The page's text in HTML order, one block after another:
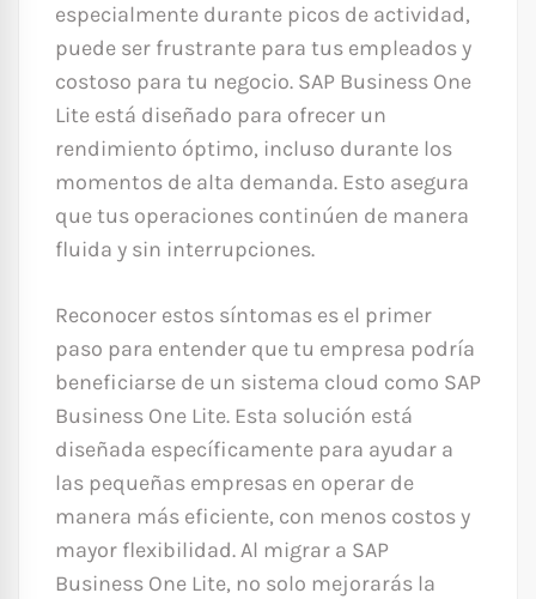
especialmente durante picos de actividad,
puede ser frustrante para tus empleados y
costoso para tu negocio. SAP Business One
Lite está diseñado para ofrecer un
rendimiento óptimo, incluso durante los
momentos de alta demanda. Esto asegura
que tus operaciones continúen de manera
fluida y sin interrupciones.
Reconocer estos síntomas es el primer
paso para entender que tu empresa podría
beneficiarse de un sistema cloud como SAP
Business One Lite. Esta solución está
diseñada específicamente para ayudar a
las pequeñas empresas en operar de
manera más eficiente, con menos costos y
mayor flexibilidad. Al migrar a SAP
Business One Lite, no solo mejorarás la